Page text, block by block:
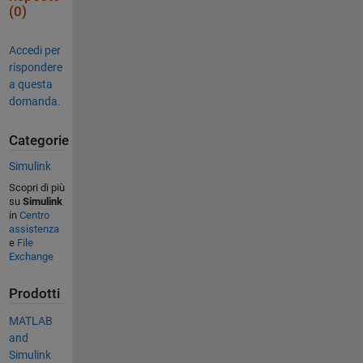
(0)
Accedi per
rispondere
a questa
domanda.
Categorie
Simulink
Scopri di più
su Simulink
in Centro
assistenza
e File
Exchange
Prodotti
MATLAB
and
Simulink